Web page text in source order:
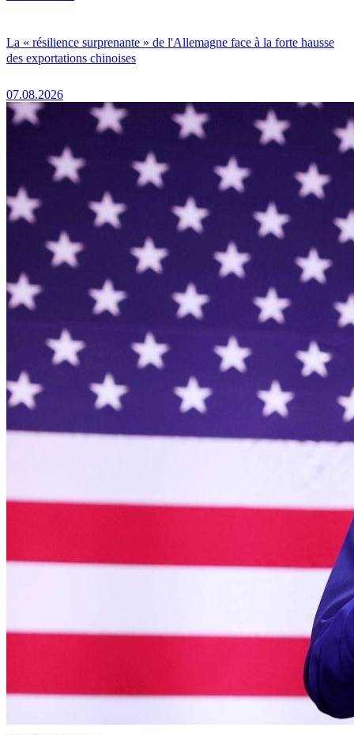
La « résilience surprenante » de l'Allemagne face à la forte hausse
des exportations chinoises
07.08.2026